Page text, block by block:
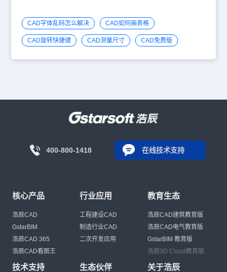
CAD字体乱码怎么解决 CAD如何画表格
CAD旋转快捷键 CAD测量尺寸 CAD免费版
400-800-1418 在线技术支持
核心产品
浩辰CAD
GstarBIM
浩辰CAD 365
浩辰CAD看图王
行业应用
工程建设CAD
制造行业CAD
二次开发应用
教育生态
浩辰CAD建筑教育版
浩辰CAD电气教育版
GstarBIM 教育版
浩辰3D Cloud教育版
技术支持 生态伙伴 关于浩辰